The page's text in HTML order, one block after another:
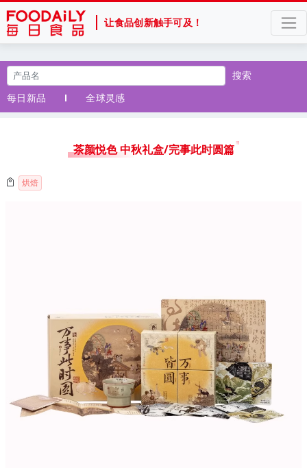
让食品创新触手可及！
搜索
每日新品
全球灵感
茶颜悦色 中秋礼盒/完事此时圆篇
烘焙